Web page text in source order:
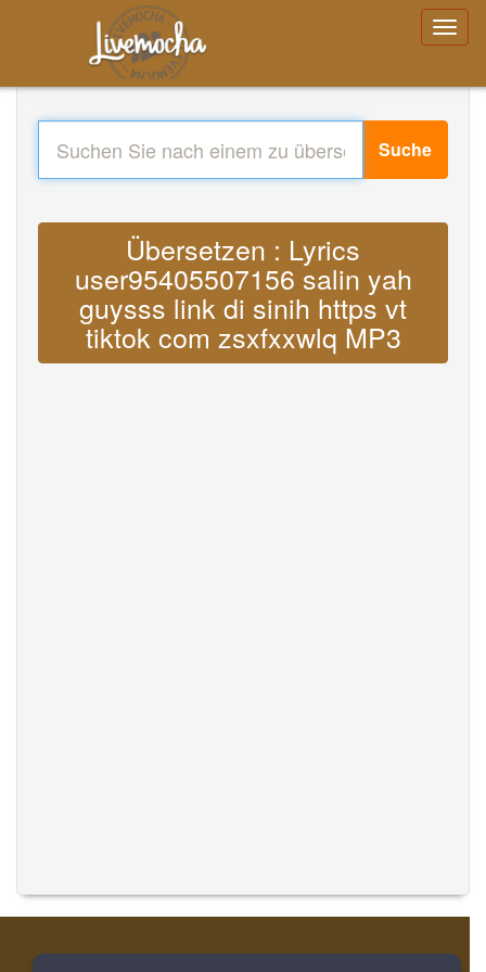
Suche
Übersetzen : Lyrics
user95405507156 salin yah
guysss link di sinih https vt
tiktok com zsxfxxwlq MP3